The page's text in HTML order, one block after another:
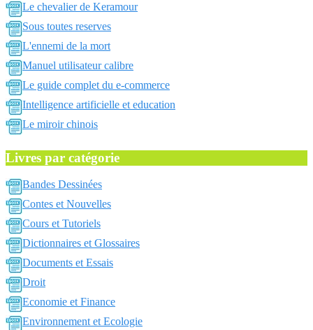
Le chevalier de Keramour
Sous toutes reserves
L'ennemi de la mort
Manuel utilisateur calibre
Le guide complet du e-commerce
Intelligence artificielle et education
Le miroir chinois
Livres par catégorie
Bandes Dessinées
Contes et Nouvelles
Cours et Tutoriels
Dictionnaires et Glossaires
Documents et Essais
Droit
Economie et Finance
Environnement et Ecologie